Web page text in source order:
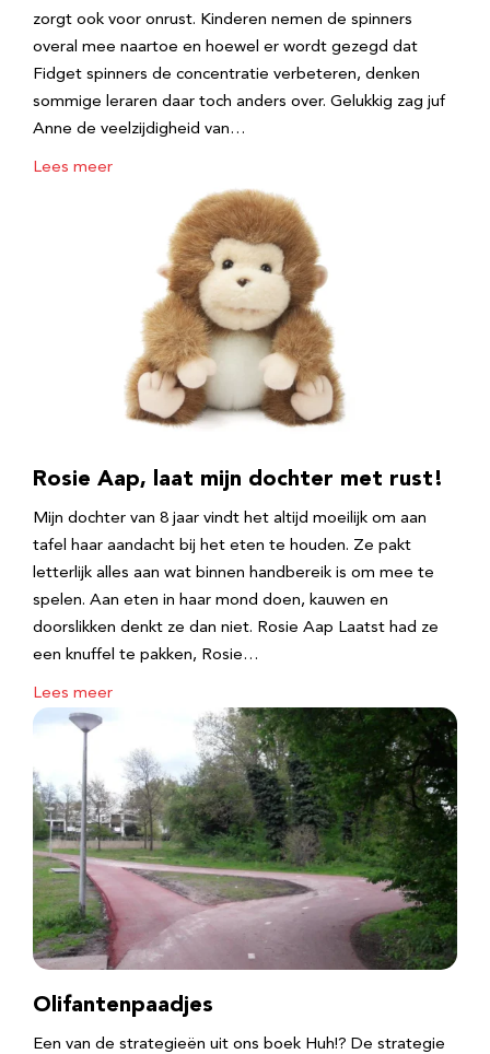
zorgt ook voor onrust. Kinderen nemen de spinners
overal mee naartoe en hoewel er wordt gezegd dat
Fidget spinners de concentratie verbeteren, denken
sommige leraren daar toch anders over. Gelukkig zag juf
Anne de veelzijdigheid van…
Lees meer
Rosie Aap, laat mijn dochter met rust!
Mijn dochter van 8 jaar vindt het altijd moeilijk om aan
tafel haar aandacht bij het eten te houden. Ze pakt
letterlijk alles aan wat binnen handbereik is om mee te
spelen. Aan eten in haar mond doen, kauwen en
doorslikken denkt ze dan niet. Rosie Aap Laatst had ze
een knuffel te pakken, Rosie…
Lees meer
Olifantenpaadjes
Een van de strategieën uit ons boek Huh!? De strategie